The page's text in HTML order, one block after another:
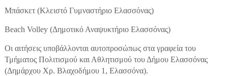
Μπάσκετ (Κλειστό Γυμναστήριο Ελασσόνας)
Beach Volley (Δημοτικό Αναψυκτήριο Ελασσόνας)
Οι αιτήσεις υποβάλλονται αυτοπροσώπως στα γραφεία του
Τμήματος Πολιτισμού και Αθλητισμού του Δήμου Ελασσόνας
(Δημάρχου Χρ. Βλαχοδήμου 1, Ελασσόνα).